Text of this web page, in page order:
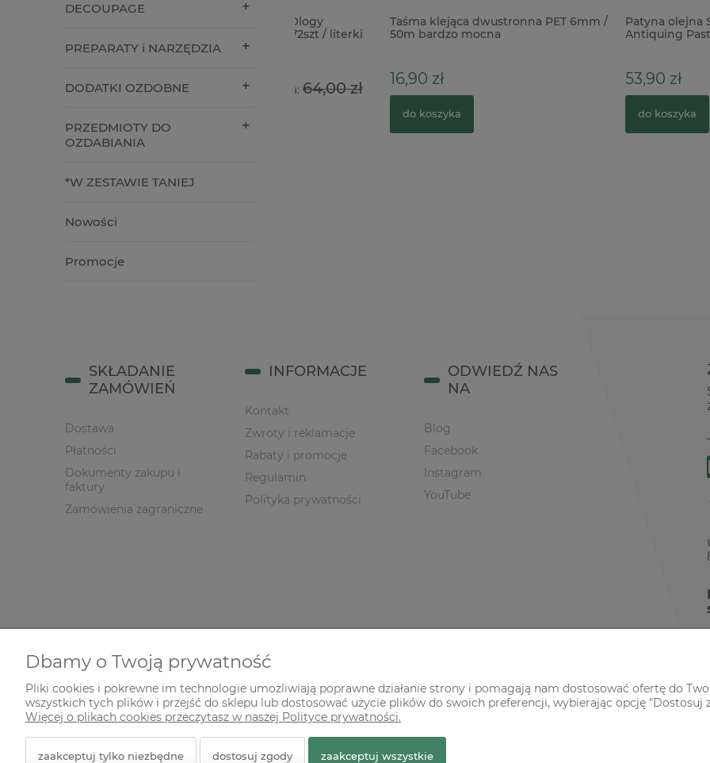
DECOUPAGE
PREPARATY i NARZĘDZIA
DODATKI OZDOBNE
PRZEDMIOTY DO
OZDABIANIA
*W ZESTAWIE TANIEJ
Nowości
Promocje
2cm
39,00 zł Cena regularna: 64,00 zł
do koszyka
Taśma klejąca dwustronna PET 6mm /
50m bardzo mocna
16,90 zł
Patyna olejna Stamperia
Antiquing Paste postarzająca
SKŁADANIE
ZAMÓWIEŃ
Dostawa
Płatności
Dokumenty zakupu i
faktury
Zamówienia zagraniczne
INFORMACJE
Kontakt
Zwroty i reklamacje
Rabaty i promocje
Regulamin
Polityka prywatności
ODWIEDŹ NAS
NA
Blog
Facebook
Instagram
YouTube
© 2026 zielonekoty.pl. Wszelkie prawa zastrzeżone.
Dbamy o Twoją prywatność
Pliki cookies i pokrewne im technologie umożliwiają poprawne działanie strony i pomagają nam dostosować ofertę do
wszystkich tych plików i przejść do sklepu lub dostosować użycie plików do swoich preferencji, wybierając opcję "Dostosuj
Więcej o plikach cookies przeczytasz w naszej Polityce prywatności.
zaakceptuj tylko niezbędne dostosuj zgody zaakceptuj wszystkie